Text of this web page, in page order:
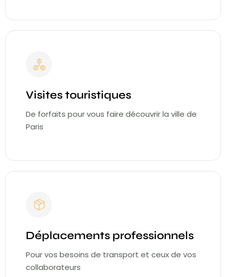
Visites touristiques
De forfaits pour vous faire découvrir la ville de
Paris
Déplacements professionnels
Pour vos besoins de transport et ceux de vos
collaborateurs